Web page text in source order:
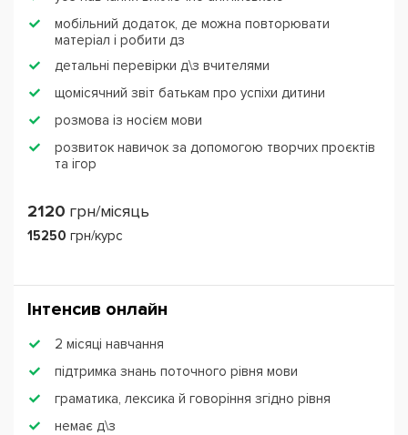
мобільний додаток, де можна повторювати
матеріал і робити дз
детальні перевірки д\з вчителями
щомісячний звіт батькам про успіхи дитини
розмова із носієм мови
розвиток навичок за допомогою творчих проєктів
та ігор
2120 грн/місяць
15250 грн/курс
Інтенсив онлайн
2 місяці навчання
підтримка знань поточного рівня мови
граматика, лексика й говоріння згідно рівня
немає д\з